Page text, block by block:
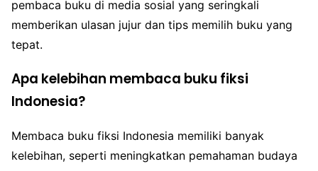
pembaca buku di media sosial yang seringkali
memberikan ulasan jujur dan tips memilih buku yang
tepat.
Apa kelebihan membaca buku fiksi
Indonesia?
Membaca buku fiksi Indonesia memiliki banyak
kelebihan, seperti meningkatkan pemahaman budaya